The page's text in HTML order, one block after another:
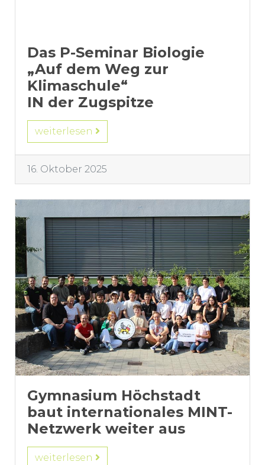
Das P-Seminar Biologie
„Auf dem Weg zur
Klimaschule“
IN der Zugspitze
weiterlesen
16. Oktober 2025
Gymnasium Höchstadt
baut internationales MINT-
Netzwerk weiter aus
weiterlesen